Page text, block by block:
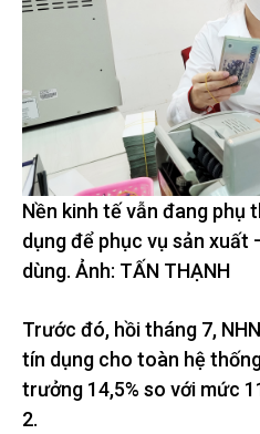
Nền kinh tế vẫn đang phụ
dụng để phục vụ sản xuất
dùng. Ảnh: TẤN THẠNH
Trước đó, hồi tháng 7,
tín dụng cho toàn hệ
trưởng 14,5% so với mức
2.